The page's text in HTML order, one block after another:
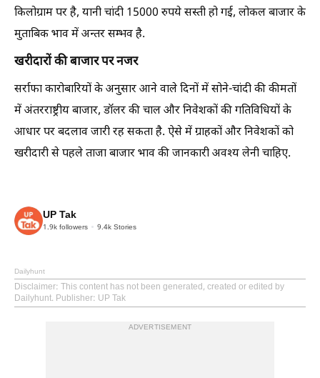
किलोग्राम पर है, यानी चांदी 15000 रुपये सस्ती हो गई, लोकल बाजार के
मुताबिक भाव में अन्तर सम्भव है.
खरीदारों की बाजार पर नजर
सर्राफा कारोबारियों के अनुसार आने वाले दिनों में सोने-चांदी की कीमतों
में अंतरराष्ट्रीय बाजार, डॉलर की चाल और निवेशकों की गतिविधियों के
आधार पर बदलाव जारी रह सकता है. ऐसे में ग्राहकों और निवेशकों को
खरीदारी से पहले ताजा बाजार भाव की जानकारी अवश्य लेनी चाहिए.
UP Tak
1.9k followers 9.4k Stories
Dailyhunt
Disclaimer: This content has not been generated, created or edited by
Dailyhunt. Publisher: UP Tak
ADVERTISEMENT